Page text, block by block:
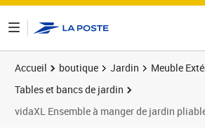
Accueil boutique Jardin
Meuble
Tables et bancs de jardin
vidaXL Ensemble à manger de jardin